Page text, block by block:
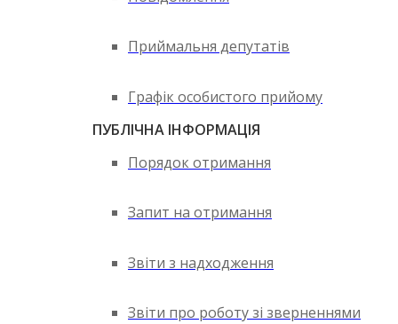
Приймальня депутатів
Графік особистого прийому
ПУБЛІЧНА ІНФОРМАЦІЯ
Порядок отримання
Запит на отримання
Звіти з надходження
Звіти про роботу зі зверненнями